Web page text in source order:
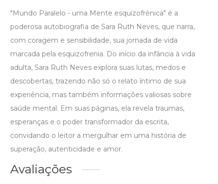
"Mundo Paralelo - uma Mente esquizofrènica" é a
poderosa autobiografia de Sara Ruth Neves, que narra,
com coragem e sensibilidade, sua jornada de vida
marcada pela esquizofrenia. Do início da infância à vida
adulta, Sara Ruth Neves explora suas lutas, medos e
descobertas, trazendo não só o relato íntimo de sua
experiência, mas também informações valiosas sobre
saúde mental. Em suas páginas, ela revela traumas,
esperanças e o poder transformador da escrita,
convidando o leitor a mergulhar em uma história de
superação, autenticidade e amor.
Avaliações